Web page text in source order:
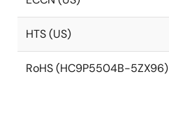
HTS (US)
RoHS (HC9P5504B-5ZX96)